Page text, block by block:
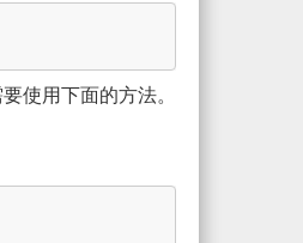
使用下面的方法。